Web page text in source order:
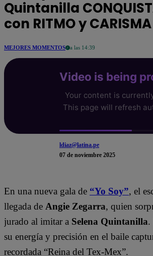
Quintanilla
con RITMO y CARISMA
MEJORES MOMENTOS a las 14:39
ldiaz@latina.pe
07 de noviembre 2025
En una nueva gala de “Yo Soy”, el
llegada de Angie Zegarra, quien
jurado al imitar a Selena Quintanilla.
su energía y precisión en el baile
recordada “Reina del Tex-Mex”.